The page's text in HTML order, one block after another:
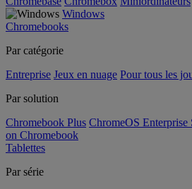
Windows
Chromebooks
Par catégorie
Entreprise Jeux en nuage Pour tous les
Par solution
Chromebook Plus ChromeOS Enterprise
on Chromebook
Tablettes
Par série